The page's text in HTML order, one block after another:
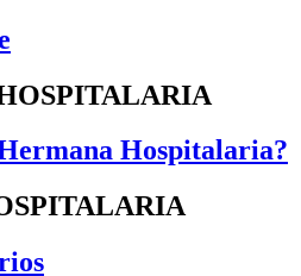
Hospitalaria?